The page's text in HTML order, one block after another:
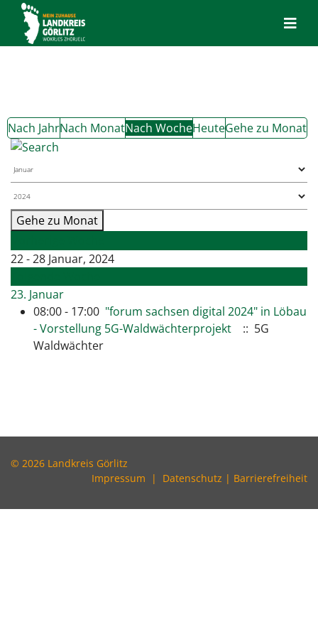
Nach JahrNach MonatNach WocheHeuteGehe zu Monat
Gehe zu Monat
22 - 28 Januar, 2024
23. Januar
08:00 - 17:00 "forum sachsen digital 2024" in Löbau
- Vorstellung 5G-Waldwächterprojekt
:: 5G
Waldwächter
© 2026 Landkreis Görlitz
Impressum | Datenschutz | Barrierefreiheit